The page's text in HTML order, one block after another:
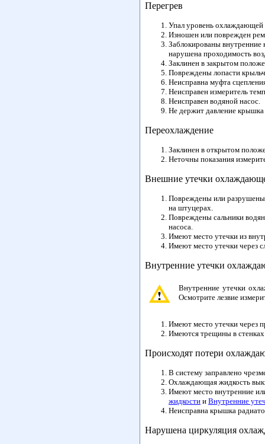
Перегрев
Упал уровень охлаждающей
Изношен или поврежден
Заблокированы внутренние
нарушена проходимость
Заклинен в закрытом
Повреждены лопасти
Неисправна муфта
Неисправен измеритель
Неисправен водяной насос.
Не держит давление крышка
Переохлаждение
Заклинен в открытом
Неточны показания
Внешние утечки
Повреждены или разрушены
на штуцерах.
Повреждены сальники
насоса.
Имеют место утечки из
Имеют место утечки через
Внутренние утечки
Внутренние утечки
Осмотрите лезвие
Имеют место утечки через
Имеются трещины в стенках
Происходят потери
В систему заправлено
Охлаждающая жидкость
Имеют место внутренние
жидкости и Внутренние
Неисправна крышка
Нарушена циркуляция